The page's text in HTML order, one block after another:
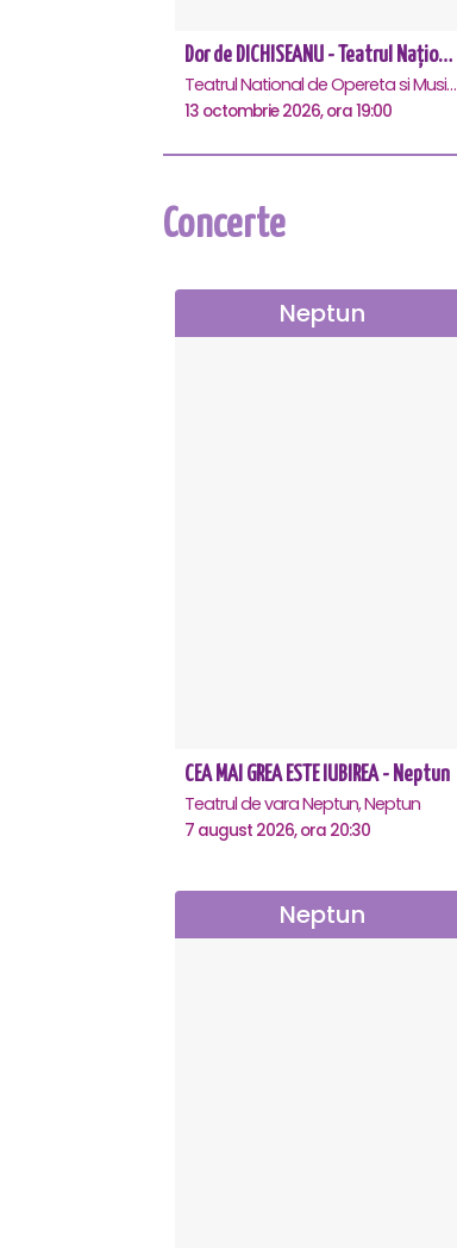
Dor de DICHISEANU - Teatrul Național de Operetă și Musical „Ion Dacian"
Teatrul National de Opereta si Musical Ion Dacian, Bucuresti
13 octombrie 2026, ora 19:00
Concerte
Neptun
CEA MAI GREA ESTE IUBIREA - Neptun
Teatrul de vara Neptun, Neptun
7 august 2026, ora 20:30
Neptun